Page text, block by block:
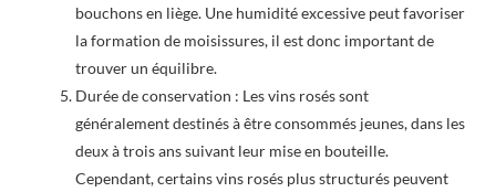
bouchons en liège. Une humidité excessive peut favoriser
la formation de moisissures, il est donc important de
trouver un équilibre.
Durée de conservation : Les vins rosés sont
généralement destinés à être consommés jeunes, dans les
deux à trois ans suivant leur mise en bouteille.
Cependant, certains vins rosés plus structurés peuvent